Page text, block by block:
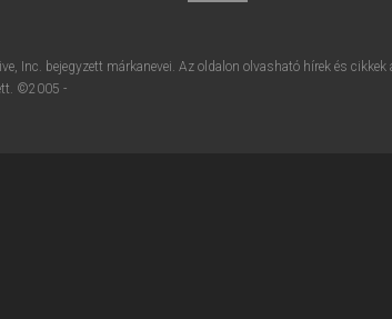
Inc. bejegyzett márkanevei. Az oldalon olvasható hírek és
©2005 -